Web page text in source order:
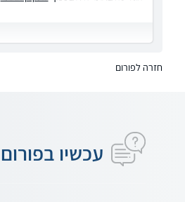
חזרה לפורום
עכשיו בפורום